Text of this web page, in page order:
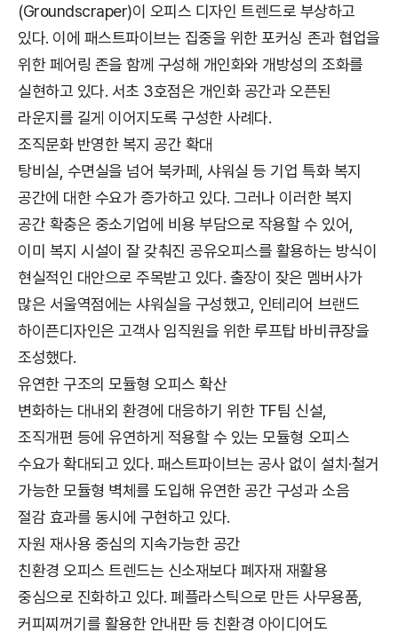
(Groundscraper)이 오피스 디자인 트렌드로 부상하고
있다. 이에 패스트파이브는 집중을 위한 포커싱 존과 협업을
위한 페어링 존을 함께 구성해 개인화와 개방성의 조화를
실현하고 있다. 서초 3호점은 개인화 공간과 오픈된
라운지를 길게 이어지도록 구성한 사례다.
조직문화 반영한 복지 공간 확대
탕비실, 수면실을 넘어 북카페, 샤워실 등 기업 특화 복지
공간에 대한 수요가 증가하고 있다. 그러나 이러한 복지
공간 확충은 중소기업에 비용 부담으로 작용할 수 있어,
이미 복지 시설이 잘 갖춰진 공유오피스를 활용하는 방식이
현실적인 대안으로 주목받고 있다. 출장이 잦은 멤버사가
많은 서울역점에는 샤워실을 구성했고, 인테리어 브랜드
하이픈디자인은 고객사 임직원을 위한 루프탑 바비큐장을
조성했다.
유연한 구조의 모듈형 오피스 확산
변화하는 대내외 환경에 대응하기 위한 TF팀 신설,
조직개편 등에 유연하게 적용할 수 있는 모듈형 오피스
수요가 확대되고 있다. 패스트파이브는 공사 없이 설치·철거
가능한 모듈형 벽체를 도입해 유연한 공간 구성과 소음
절감 효과를 동시에 구현하고 있다.
자원 재사용 중심의 지속가능한 공간
친환경 오피스 트렌드는 신소재보다 폐자재 재활용
중심으로 진화하고 있다. 폐플라스틱으로 만든 사무용품,
커피찌꺼기를 활용한 안내판 등 친환경 아이디어도